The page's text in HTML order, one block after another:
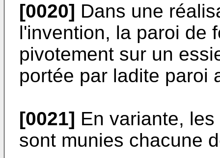
[0020] Dans une
l'invention, la paroi de
pivotement sur un
portée par ladite paroi
[0021] En variante,
sont munies chacune